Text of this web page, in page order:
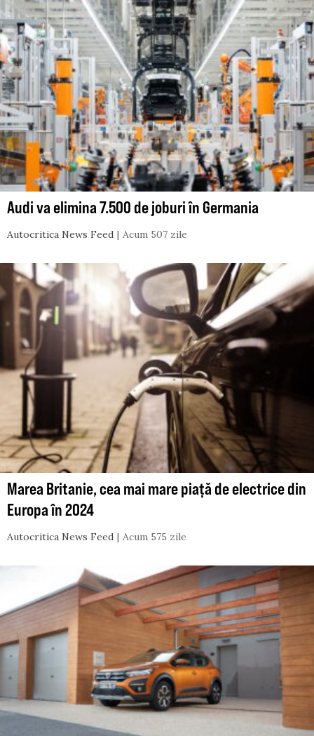
Audi va elimina 7.500 de joburi în Germania
Autocritica News Feed Acum 507 zile
Marea Britanie, cea mai mare piață de electrice din
Europa în 2024
Autocritica News Feed Acum 575 zile